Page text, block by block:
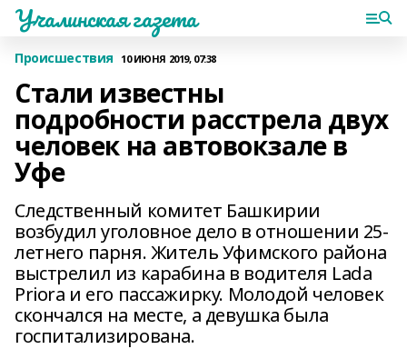
Учалинская газета
Происшествия 10 ИЮНЯ 2019, 07:38
Стали известны
подробности расстрела двух
человек на автовокзале в
Уфе
Следственный комитет Башкирии
возбудил уголовное дело в отношении 25-
летнего парня. Житель Уфимского района
выстрелил из карабина в водителя Lada
Priora и его пассажирку. Молодой человек
скончался на месте, а девушка была
госпитализирована.